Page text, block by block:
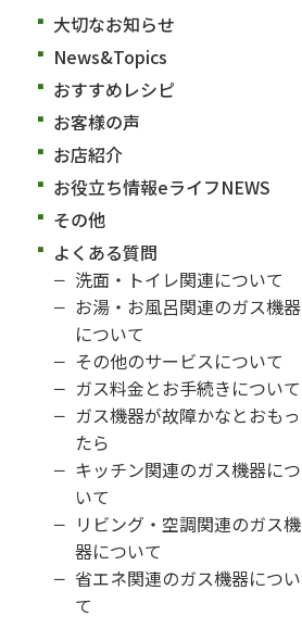
大切なお知らせ
News&Topics
おすすめレシピ
お客様の声
お店紹介
お役立ち情報eライフNEWS
その他
よくある質問
洗面・トイレ関連について
お湯・お風呂関連のガス機器
について
その他のサービスについて
ガス料金とお手続きについて
ガス機器が故障かなとおもっ
たら
キッチン関連のガス機器につ
いて
リビング・空調関連のガス機
器について
省エネ関連のガス機器につい
て